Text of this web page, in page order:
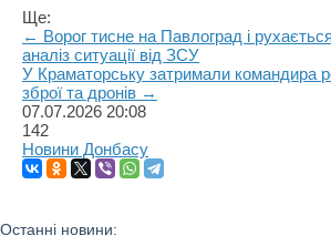
Ще:
← Ворог тисне на Павлоград і
аналіз ситуації від ЗСУ
У Краматорську затримали командира
зброї та дронів →
07.07.2026 20:08
142
Новини Донбасу
Останні новини: